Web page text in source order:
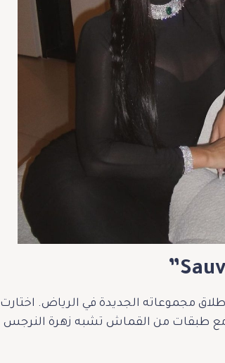
مجموعاته الجديدة في الرياض. اختارت
مع طبقات من القماش تشبه زهرة النرجس